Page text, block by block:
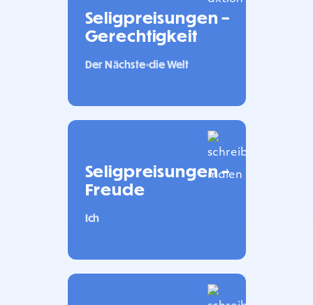
Seligpreisungen –
Gerechtigkeit
Der Nächste die Welt
Seligpreisungen –
Freude
Ich